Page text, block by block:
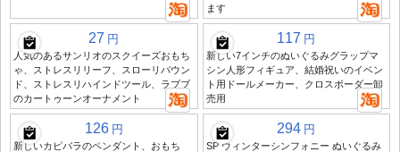
ます
27 円
人気のあるサンリオのスクイーズおもち
ゃ、ストレスリリーフ、スローリバウン
ド、ストレスリハインドツール、ラブブ
のカートゥーンオーナメント
117 円
新しい7インチのぬいぐるみグラップマ
シン人形フィギュア、結婚祝いのイベン
ト用ドールメーカー、クロスボーダー卸
売用
126 円
新しいカピバラのペンダント、おもち
294 円
SP ウィンターシンフォニー ぬいぐるみ